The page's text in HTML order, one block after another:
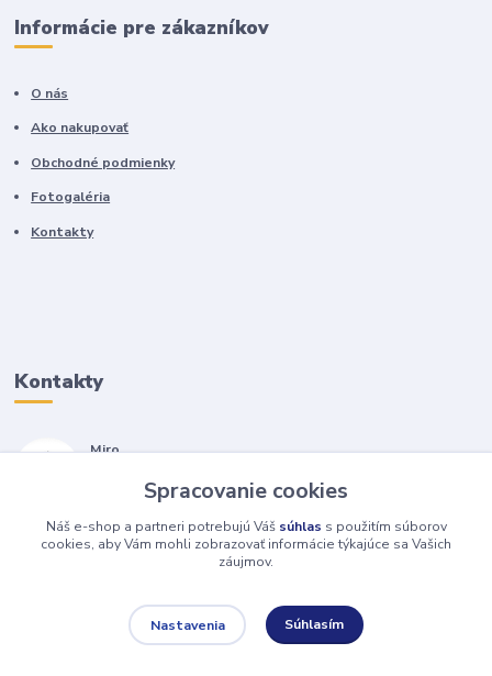
Informácie pre zákazníkov
O nás
Ako nakupovať
Obchodné podmienky
Fotogaléria
Kontakty
Kontakty
Miro
(Po-Pia, 7-17 hod.)
isopneumatiky@isopneumatiky.sk
Spracovanie cookies
Náš e-shop a partneri potrebujú Váš súhlas s použitím súborov
cookies, aby Vám mohli zobrazovať informácie týkajúce sa Vašich
záujmov.
Nastavenia Súhlasím